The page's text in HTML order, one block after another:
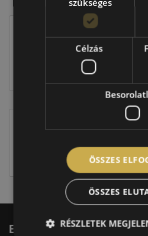
EU-s
Figyelem a feltüntetett címke
címkével ellátott abroncs kerül
Elérhetőség
Célzás
ÖSSZES
ÖSSZES
RÉSZLETEK